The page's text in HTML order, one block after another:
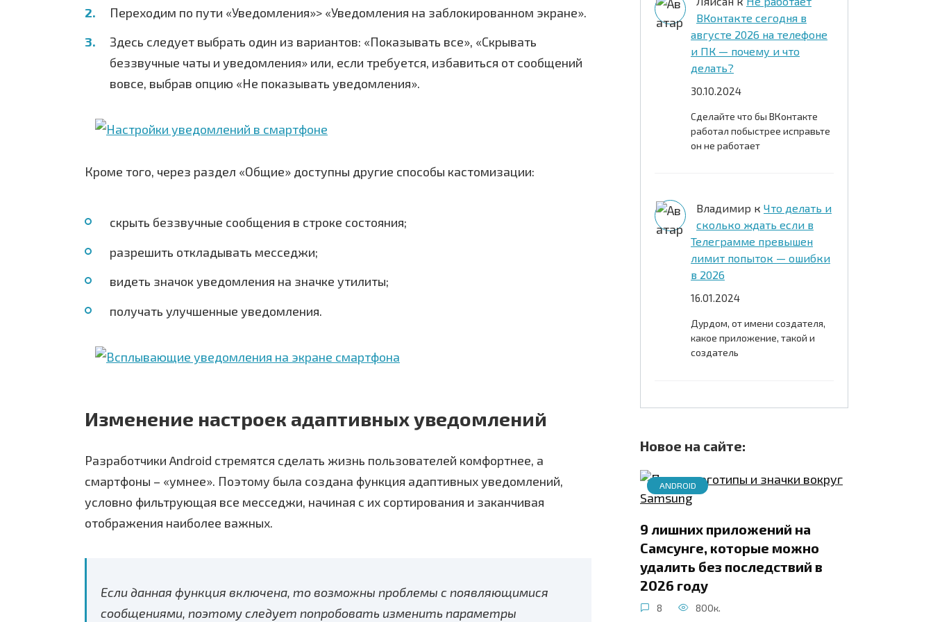
Переходим по пути «Уведомления»> «Уведомления на заблокированном экране».
Здесь следует выбрать один из вариантов: «Показывать все», «Скрывать
беззвучные чаты и уведомления» или, если требуется, избавиться от сообщений
вовсе, выбрав опцию «Не показывать уведомления».
Кроме того, через раздел «Общие» доступны другие способы кастомизации:
скрыть беззвучные сообщения в строке состояния;
разрешить откладывать месседжи;
видеть значок уведомления на значке утилиты;
получать улучшенные уведомления.
Изменение настроек адаптивных уведомлений
Разработчики Android стремятся сделать жизнь пользователей комфортнее, а
смартфоны – «умнее». Поэтому была создана функция адаптивных уведомлений,
условно фильтрующая все месседжи, начиная с их сортирования и заканчивая
отображения наиболее важных.
Если данная функция включена, то возможны проблемы с появляющимися
сообщениями, поэтому следует попробовать изменить параметры
ВКонтакте сегодня в
августе 2026 на телефоне
и ПК — почему и что
делать?
30.10.2024
Сделайте что бы ВКонтакте
работал побыстрее исправьте
он не работает
Владимир к Что делать и
сколько ждать если в
Телеграмме превышен
лимит попыток — ошибки
в 2026
16.01.2024
Дурдом, от имени создателя,
какое приложение, такой и
создатель
Новое на сайте:
ANDROID
9 лишних приложений на
Самсунге, которые можно
удалить без последствий в
2026 году
8 800к.